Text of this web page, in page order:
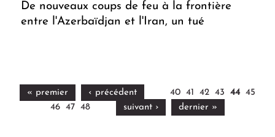
De nouveaux coups de feu à la frontière
entre l'Azerbaïdjan et l'Iran, un tué
« premier ‹ précédent 40 41 42 43 44 45
46 47 48 suivant › dernier »